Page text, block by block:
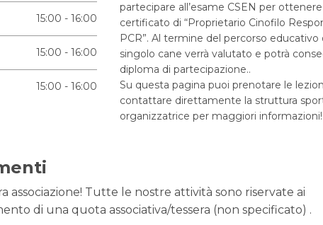
15:00 - 16:00
15:00 - 16:00
15:00 - 16:00
partecipare all’esame CSEN per ottenere
certificato di “Proprietario Cinofilo
PCR”. Al termine del percorso educativo
singolo cane verrà valutato e potrà
diploma di partecipazione..
Su questa pagina puoi prenotare le
contattare direttamente la struttura
organizzatrice per maggiori informazioni!
associazione! Tutte le nostre attività sono riservate ai
di una quota associativa/tessera (non specificato) .